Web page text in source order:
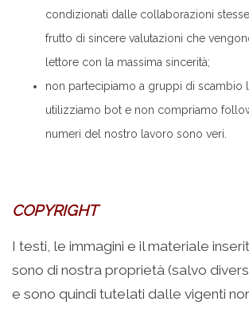
condizionati dalle collaborazioni
frutto di sincere valutazioni che
lettore con la massima sincerità;
non partecipiamo a gruppi di scambio
utilizziamo bot e non compriamo
numeri del nostro lavoro sono veri.
COPYRIGHT
I testi, le immagini e il materiale
sono di nostra proprietà (salvo
e sono quindi tutelati dalle vigenti